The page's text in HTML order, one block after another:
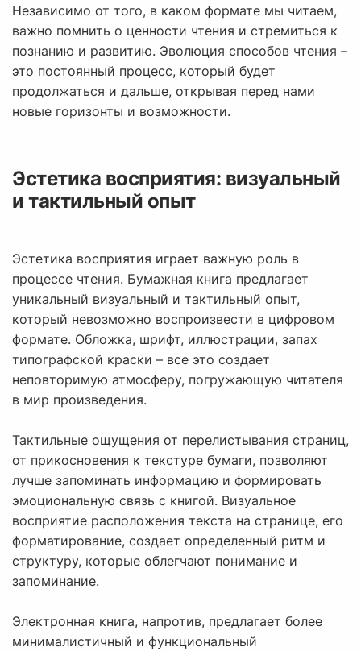
Независимо от того, в каком формате мы читаем,
важно помнить о ценности чтения и стремиться к
познанию и развитию. Эволюция способов чтения –
это постоянный процесс, который будет
продолжаться и дальше, открывая перед нами
новые горизонты и возможности.
Эстетика восприятия: визуальный
и тактильный опыт
Эстетика восприятия играет важную роль в
процессе чтения. Бумажная книга предлагает
уникальный визуальный и тактильный опыт,
который невозможно воспроизвести в цифровом
формате. Обложка, шрифт, иллюстрации, запах
типографской краски – все это создает
неповторимую атмосферу, погружающую читателя
в мир произведения.
Тактильные ощущения от перелистывания страниц,
от прикосновения к текстуре бумаги, позволяют
лучше запоминать информацию и формировать
эмоциональную связь с книгой. Визуальное
восприятие расположения текста на странице, его
форматирование, создает определенный ритм и
структуру, которые облегчают понимание и
запоминание.
Электронная книга, напротив, предлагает более
минималистичный и функциональный